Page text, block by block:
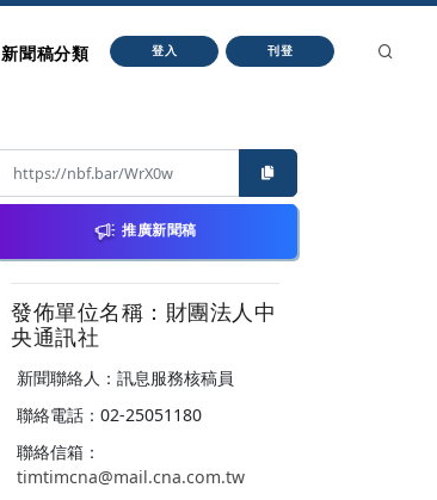
新聞稿分類 登入 刊登
推廣新聞稿
發佈單位名稱：財團法人中
央通訊社
新聞聯絡人：訊息服務核稿員
聯絡電話：02-25051180
聯絡信箱：
timtimcna@mail.cna.com.tw